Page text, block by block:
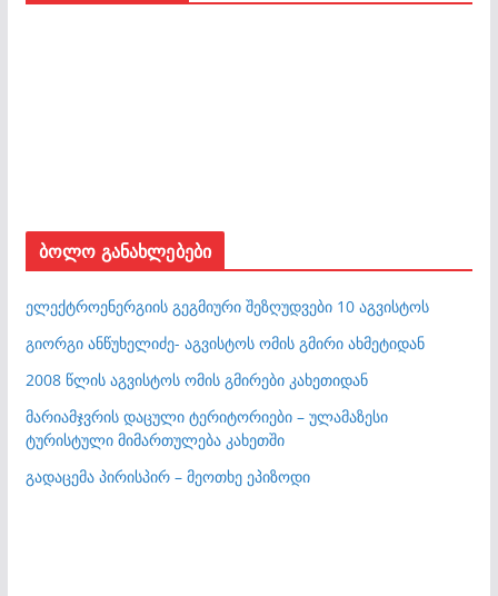
ბოლო განახლებები
ელექტროენერგიის გეგმიური შეზღუდვები 10 აგვისტოს
გიორგი ანწუხელიძე- აგვისტოს ომის გმირი ახმეტიდან
2008 წლის აგვისტოს ომის გმირები კახეთიდან
მარიამჯვრის დაცული ტერიტორიები – ულამაზესი
ტურისტული მიმართულება კახეთში
გადაცემა პირისპირ – მეოთხე ეპიზოდი